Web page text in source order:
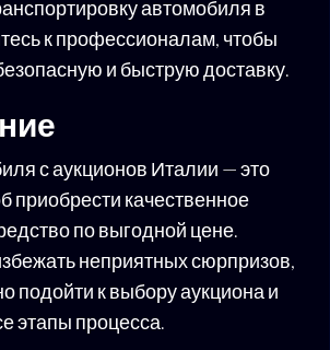
автомобиля в
к профессионалам, чтобы
и быструю доставку.
с аукционов Италии — это
приобрести качественное
по выгодной цене.
неприятных сюрпризов,
подойти к выбору аукциона и
этапы процесса.